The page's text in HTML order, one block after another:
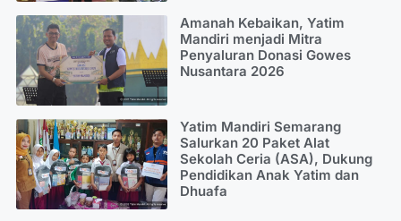
Amanah Kebaikan, Yatim
Mandiri menjadi Mitra
Penyaluran Donasi Gowes
Nusantara 2026
Yatim Mandiri Semarang
Salurkan 20 Paket Alat
Sekolah Ceria (ASA), Dukung
Pendidikan Anak Yatim dan
Dhuafa